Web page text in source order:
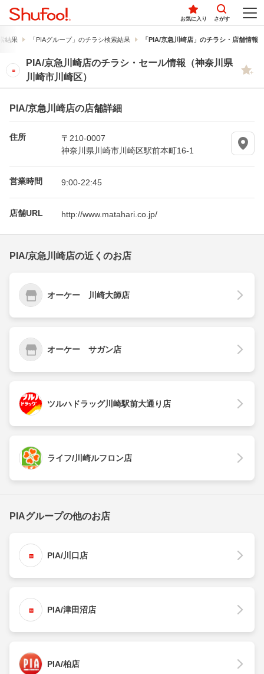
お気に入り さがす
結果 「PIAグループ」のチラシ検索結果 「PIA/京急川崎店」のチラシ・店舗情報
PIA/京急川崎店のチラシ・セール情報（神奈川県
川崎市川崎区）
PIA/京急川崎店の店舗詳細
住所
〒210-0007
神奈川県川崎市川崎区駅前本町16-1
営業時間 9:00-22:45
店舗URL http://www.matahari.co.jp/
PIA/京急川崎店の近くのお店
オーケー 川崎大師店
オーケー サガン店
ツルハドラッグ川崎駅前大通り店
ライフ/川崎ルフロン店
PIAグループの他のお店
PIA/川口店
PIA/津田沼店
PIA/柏店